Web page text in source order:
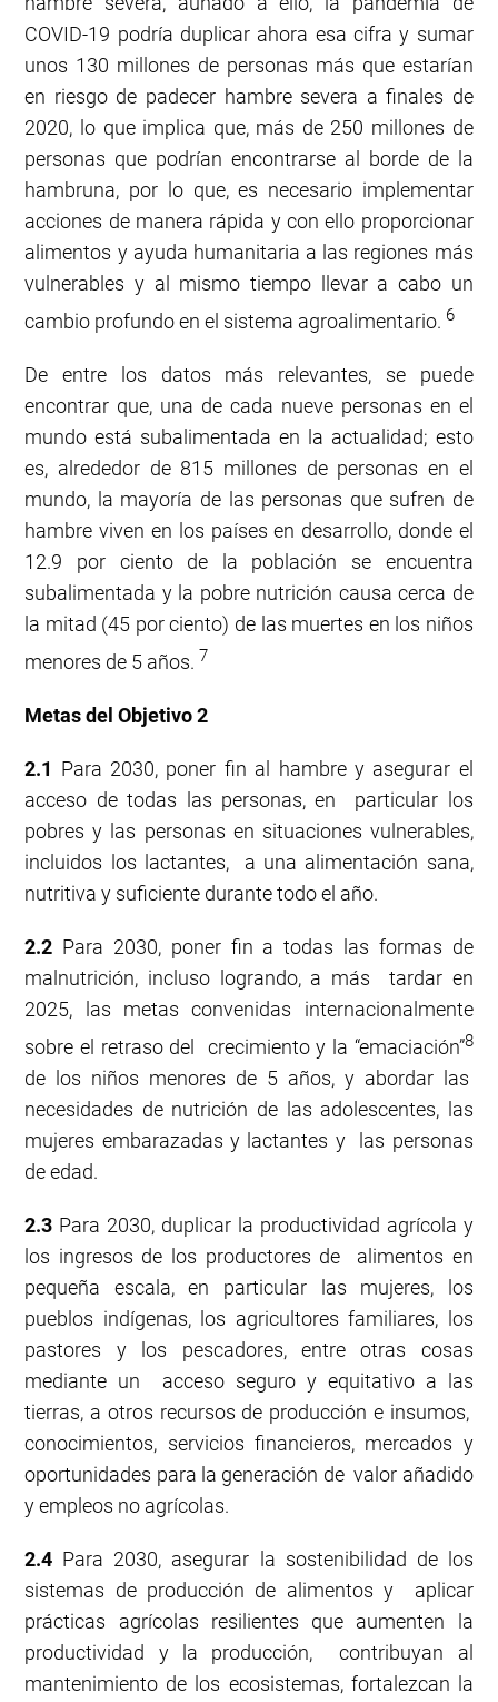
COVID-19 podría duplicar ahora esa cifra y sumar
unos 130 millones de personas más que estarían
en riesgo de padecer hambre severa a finales de
2020, lo que implica que, más de 250 millones de
personas que podrían encontrarse al borde de la
hambruna, por lo que, es necesario implementar
acciones de manera rápida y con ello proporcionar
alimentos y ayuda humanitaria a las regiones más
vulnerables y al mismo tiempo llevar a cabo un
cambio profundo en el sistema agroalimentario. 6
De entre los datos más relevantes, se puede
encontrar que, una de cada nueve personas en el
mundo está subalimentada en la actualidad; esto
es, alrededor de 815 millones de personas en el
mundo, la mayoría de las personas que sufren de
hambre viven en los países en desarrollo, donde el
12.9 por ciento de la población se encuentra
subalimentada y la pobre nutrición causa cerca de
la mitad (45 por ciento) de las muertes en los niños
menores de 5 años. 7
Metas del Objetivo 2
2.1 Para 2030, poner fin al hambre y asegurar el
acceso de todas las personas, en particular los
pobres y las personas en situaciones vulnerables,
incluidos los lactantes, a una alimentación sana,
nutritiva y suficiente durante todo el año.
2.2 Para 2030, poner fin a todas las formas de
malnutrición, incluso logrando, a más tardar en
2025, las metas convenidas internacionalmente
sobre el retraso del crecimiento y la “emaciación”8
de los niños menores de 5 años, y abordar las
necesidades de nutrición de las adolescentes, las
mujeres embarazadas y lactantes y las personas
de edad.
2.3 Para 2030, duplicar la productividad agrícola y
los ingresos de los productores de alimentos en
pequeña escala, en particular las mujeres, los
pueblos indígenas, los agricultores familiares, los
pastores y los pescadores, entre otras cosas
mediante un acceso seguro y equitativo a las
tierras, a otros recursos de producción e insumos,
conocimientos, servicios financieros, mercados y
oportunidades para la generación de valor añadido
y empleos no agrícolas.
2.4 Para 2030, asegurar la sostenibilidad de los
sistemas de producción de alimentos y aplicar
prácticas agrícolas resilientes que aumenten la
productividad y la producción, contribuyan al
mantenimiento de los ecosistemas, fortalezcan la